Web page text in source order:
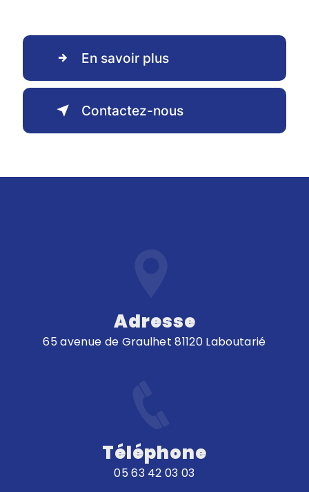
En savoir plus
Contactez-nous
Adresse
65 avenue de Graulhet 81120 Laboutarié
Téléphone
05 63 42 03 03